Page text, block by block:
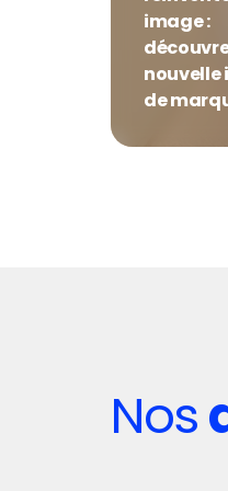
image :
de
Nos